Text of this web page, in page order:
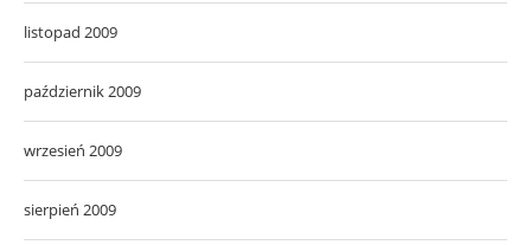
listopad 2009
październik 2009
wrzesień 2009
sierpień 2009